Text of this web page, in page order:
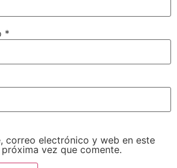
*
correo electrónico y web en este
vez que comente.